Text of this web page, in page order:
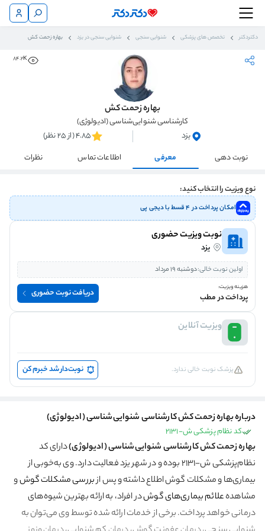
دکتردکتر تخصص های پزشکی شنوایی سنجی شنوایی سنجی در یزد بهاره زحمت کش
84.2K
بهاره زحمت کش
کارشناسی شنوایی‌شناسی (ادیولوژی)
یزد
4.85 (از 25 نظر)
نوبت دهی
معرفی اطلاعات تماس نظرات
نوع ویزیت را انتخاب کنید:
امکان پرداخت در ۴ قسط با دیجی پی
نوبت ویزیت حضوری
یزد
اولین نوبت خالی:دوشنبه 19 مرداد
هزینه ویزیت:
پرداخت در مطب دریافت نوبت حضوری
ویزیت آنلاین
پزشک نوبت خالی ندارد. نوبت‌دار شد خبرم کن
درباره بهاره زحمت کش کارشناسی شنوایی‌شناسی (ادیولوژی)
کد نظام پزشکی ش-2131
بهاره زحمت کش کارشناسی شنوایی‌شناسی (ادیولوژی)دارای کد
نظام‌پزشکی ش-۲۱۳۱ بوده و در شهر یزد فعالیت دارد. وی به‌خوبی از
بیماری‌ها و مشکلات گوش اطلاع داشته و پس ازبررسی مشکلات گوشو
مشاهدهعلائم بیماری‌های گوشدر افراد، به ارائه بهترین شیوه‌های
درمانی خواهد پرداخت. برخی از خدمات ارائه شده توسط وی می‌توان به